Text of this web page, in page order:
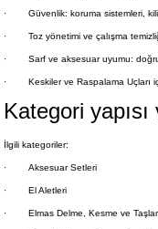
· Güvenlik: koruma sistemleri,
· Toz yönetimi ve çalışma
· Sarf ve aksesuar uyumu:
· Keskiler ve Raspalama Uçları
Kategori
İlgili kategoriler:
· Aksesuar Setleri
· El Aletleri
· Elmas Delme, Kesme ve